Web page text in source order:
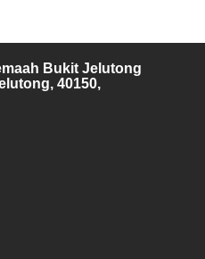
Bukit Jelutong
40150,